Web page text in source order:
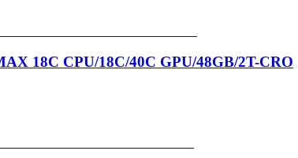
18C CPU/18C/40C GPU/48GB/2T-CRO